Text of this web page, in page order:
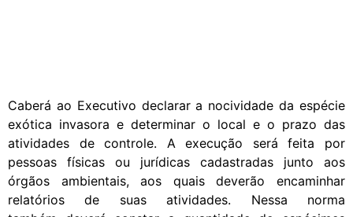
Caberá ao Executivo declarar a nocividade da espécie
exótica invasora e determinar o local e o prazo das
atividades de controle. A execução será feita por
pessoas físicas ou jurídicas cadastradas junto aos
órgãos ambientais, aos quais deverão encaminhar
relatórios de suas atividades. Nessa norma